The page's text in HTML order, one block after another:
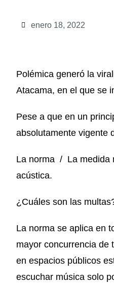
enero 18, 2022
Polémica generó la
Atacama, en el que se
Pese a que en un
absolutamente vigente
La norma / La medida
acústica.
¿Cuáles son las
La norma se aplica en
mayor concurrencia de
en espacios públicos
escuchar música solo